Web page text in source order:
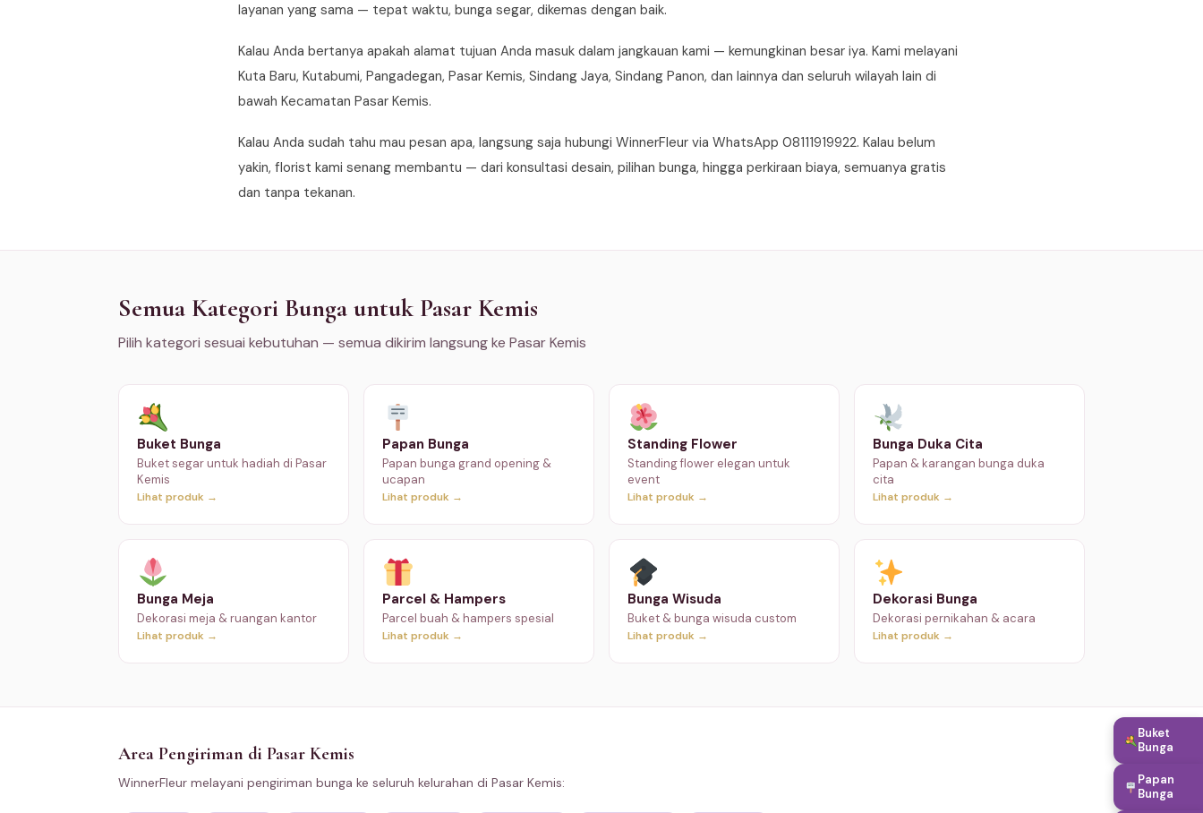
layanan yang sama — tepat waktu, bunga segar, dikemas dengan baik.
Kalau Anda bertanya apakah alamat tujuan Anda masuk dalam jangkauan kami — kemungkinan besar iya. Kami melayani
Kuta Baru, Kutabumi, Pangadegan, Pasar Kemis, Sindang Jaya, Sindang Panon, dan lainnya dan seluruh wilayah lain di
bawah Kecamatan Pasar Kemis.
Kalau Anda sudah tahu mau pesan apa, langsung saja hubungi WinnerFleur via WhatsApp 08111919922. Kalau belum
yakin, florist kami senang membantu — dari konsultasi desain, pilihan bunga, hingga perkiraan biaya, semuanya gratis
dan tanpa tekanan.
Semua Kategori Bunga untuk Pasar Kemis
Pilih kategori sesuai kebutuhan — semua dikirim langsung ke Pasar Kemis
Buket Bunga
Buket segar untuk hadiah di Pasar
Kemis
Lihat produk →
Papan Bunga
Papan bunga grand opening &
ucapan
Lihat produk →
Standing Flower
Standing flower elegan untuk
event
Lihat produk →
Bunga Duka Cita
Papan & karangan bunga duka
cita
Lihat produk →
Bunga Meja
Dekorasi meja & ruangan kantor
Lihat produk →
Parcel & Hampers
Parcel buah & hampers spesial
Lihat produk →
Bunga Wisuda
Buket & bunga wisuda custom
Lihat produk →
Dekorasi Bunga
Dekorasi pernikahan & acara
Lihat produk →
Area Pengiriman di Pasar Kemis
WinnerFleur melayani pengiriman bunga ke seluruh kelurahan di Pasar Kemis:
Buket
Bunga
Papan
Bunga